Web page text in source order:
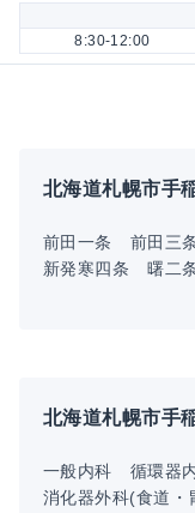
8:30-12:00
北海道札幌市手
前田一条 前田三
新発寒四条
曙二
北海道札幌市手
一般内科 循環器
消化器外科(食道・